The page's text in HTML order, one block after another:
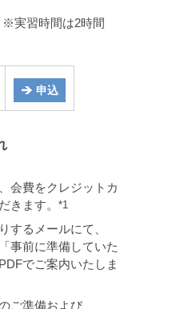
実習時間は2時間
申込
会費をクレジットカ
きます。
*1
するメールにて、
事前に準備していた
でご案内いたしま
ご準備および、